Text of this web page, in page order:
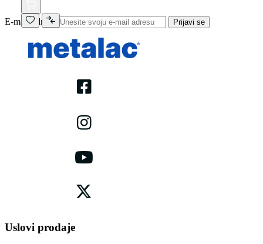
E-mail adresa Prijavi se
Uslovi prodaje